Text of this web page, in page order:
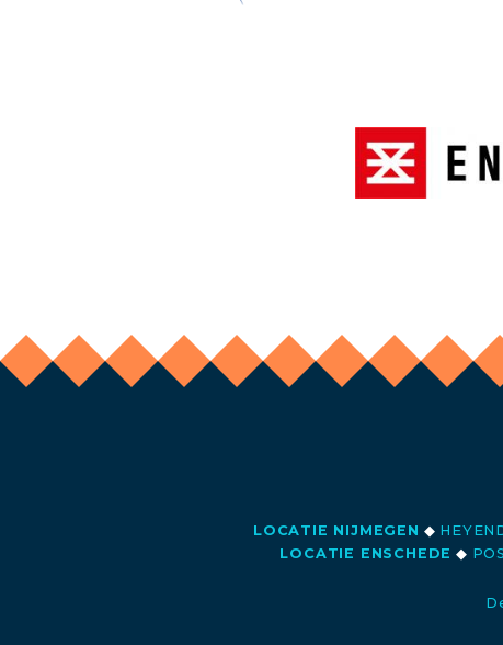
LOCATIE NIJMEGEN ◆
LOCATIE ENSCHEDE ◆